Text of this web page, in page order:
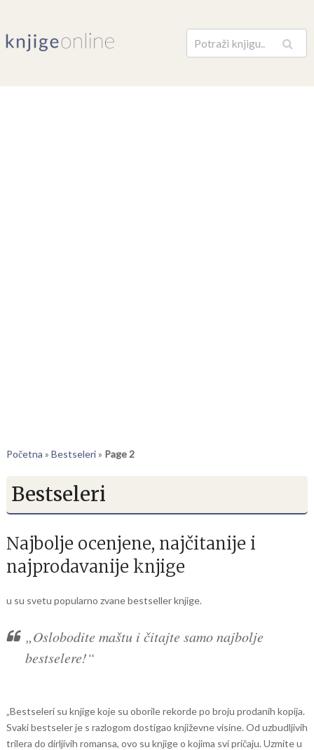
Pretraga
Početna » Bestseleri» Page 2
Bestseleri
Najbolje ocenjene, najčitanije i
najprodavanije knjige
u su svetu popularno zvane bestseller knjige.
„Oslobodite maštu i čitajte samo najbolje
bestselere!“
„Bestseleri su knjige koje su oborile rekorde po broju prodanih kopija.
Svaki bestseler je s razlogom dostigao književne visine. Od uzbudljivih
trilera do dirljivih romansa, ovo su knjige o kojima svi pričaju. Uzmite u